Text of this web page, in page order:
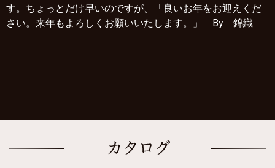
す。ちょっとだけ早いのですが、「良いお年をお迎えくだ
さい。来年もよろしくお願いいたします。」 By 錦織